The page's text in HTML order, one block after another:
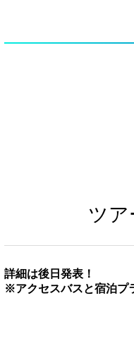
ツア
詳細は後日発表！
※アクセスバスと宿泊プ